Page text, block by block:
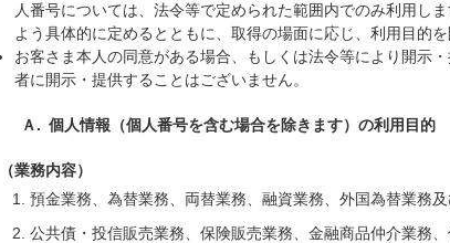
人番号については、法令等で定められた範囲内でのみ利用し
よう具体的に定めるとともに、取得の場面に応じ、利用目的を
お客さま本人の同意がある場合、もしくは法令等により開示
者に開示・提供することはございません。
Ａ. 個人情報（個人番号を含む場合を除きます）の利用目的
（業務内容）
預金業務、為替業務、両替業務、融資業務、外国為替業務
公共債・投信販売業務、保険販売業務、金融商品仲介業務